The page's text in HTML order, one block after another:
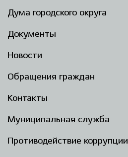
Дума городского округа
Документы
Новости
Обращения граждан
Контакты
Муниципальная служба
Противодействие коррупции